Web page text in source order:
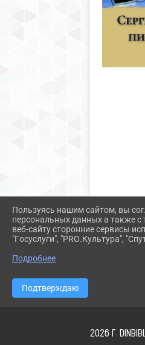
2026 Г.
Пользуясь нашим сайтом, вы
персональных данных а также с
веб-сайту сторонние сервисы
"Госуслуги", "PRO.Культура",
Подробнее
Подтверждаю